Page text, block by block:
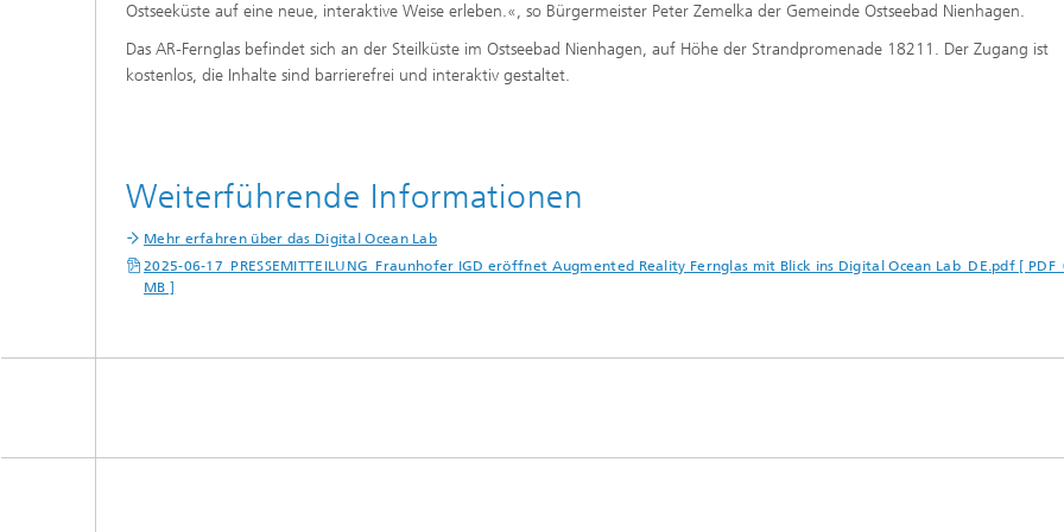
Ostseeküste auf eine neue, interaktive Weise erleben.«, so Bürgermeister Peter Zemelka der Gemeinde Ostseebad Nienhagen.
Das AR-Fernglas befindet sich an der Steilküste im Ostseebad Nienhagen, auf Höhe der Strandpromenade 18211. Der Zugang ist
kostenlos, die Inhalte sind barrierefrei und interaktiv gestaltet.
Weiterführende Informationen
Mehr erfahren über das Digital Ocean Lab
2025-06-17_PRESSEMITTEILUNG_Fraunhofer IGD eröffnet Augmented Reality Fernglas mit Blick ins Digital Ocean Lab_DE.pdf [ PDF
MB ]